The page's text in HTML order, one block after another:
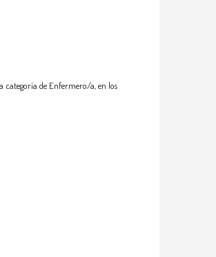
categoría de Enfermero/a, en los